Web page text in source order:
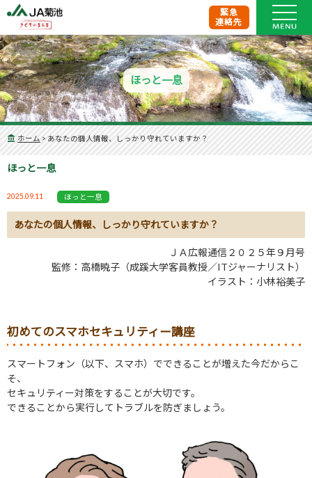
緊急
連絡先
ほっと一息
ホーム > あなたの個人情報、しっかり守れていますか？
ほっと一息
2025.09.11 ほっと一息
あなたの個人情報、しっかり守れていますか？
ＪＡ広報通信２０２５年９月号
監修：高橋暁子（成蹊大学客員教授／ITジャーナリスト）
イラスト：小林裕美子
初めてのスマホセキュリティー講座
スマートフォン（以下、スマホ）でできることが増えた今だからこ
そ、
セキュリティー対策をすることが大切です。
できることから実行してトラブルを防ぎましょう。